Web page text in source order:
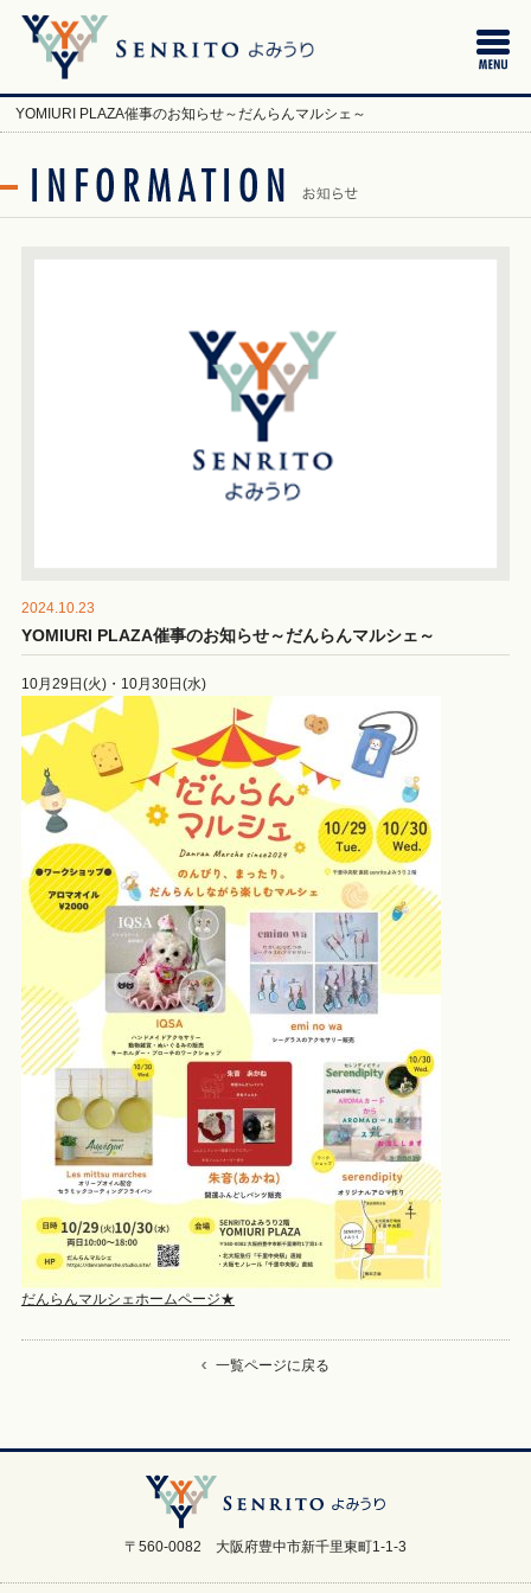
YOMIURI PLAZA催事のお知らせ～だんらんマルシェ～
2024.10.23
YOMIURI PLAZA催事のお知らせ～だんらんマルシェ～
10月29日(火)・10月30日(水)
だんらんマルシェホームページ★
一覧ページに戻る
〒560-0082 大阪府豊中市新千里東町1-1-3